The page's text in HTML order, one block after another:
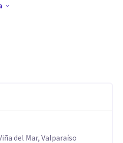
desde estrategias
Busco comprender el
Terapia Narrativa y terapia
y heridas tempranas desde el
del Mar, Valparaíso